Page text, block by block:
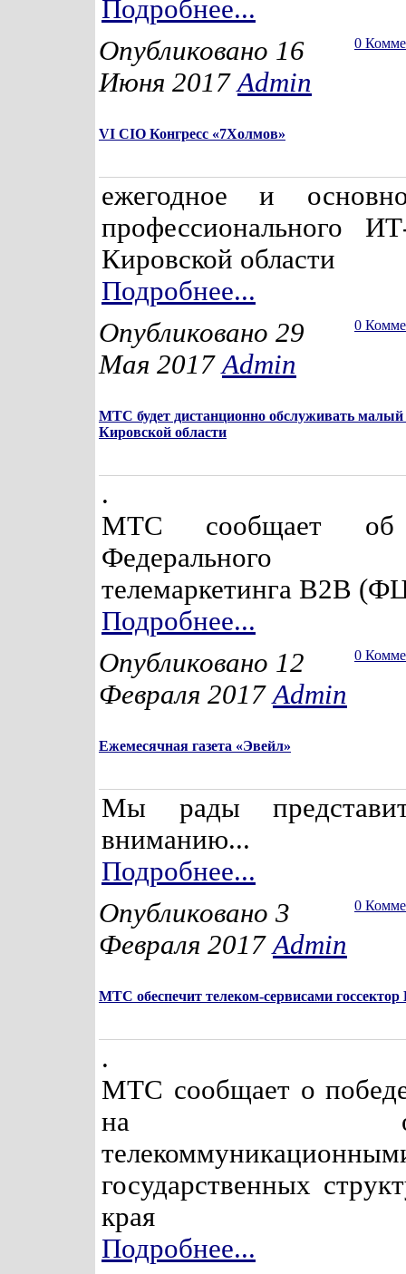
Подробнее...
0
Опубликовано 16
Июня 2017Admin
VI CIO Конгресс «7Холмов»
ежегодное и
профессионального
Кировской области
Подробнее...
0
Опубликовано 29
Мая 2017Admin
МТС будет дистанционно обслуживать малый
Кировской области
.
МТС сообщает об
Федерального
телемаркетинга В2В
Подробнее...
0
Опубликовано 12
Февраля 2017Admin
Ежемесячная газета «Эвейл»
Мы рады
вниманию...
Подробнее...
0
Опубликовано 3
Февраля 2017Admin
МТС обеспечит телеком-сервисами госсектор
.
МТС сообщает о
на
государственных
края
Подробнее...